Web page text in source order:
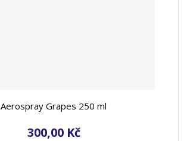
Aerospray Grapes 250 ml
300,00 Kč